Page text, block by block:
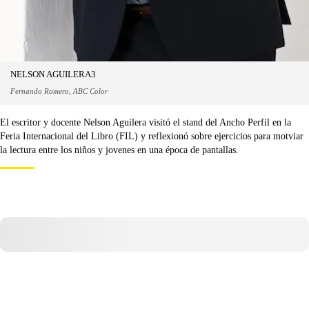
NELSON AGUILERA3
Fernando Romero, ABC Color
El escritor y docente Nelson Aguilera visitó el stand del Ancho Perfil en la
Feria Internacional del Libro (FIL) y reflexionó sobre ejercicios para motviar
la lectura entre los niños y jovenes en una época de pantallas.